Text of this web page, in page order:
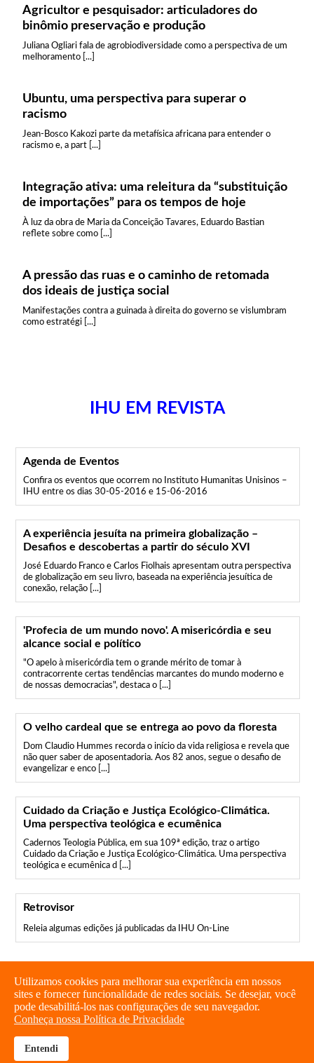
Agricultor e pesquisador: articuladores do
binômio preservação e produção
Juliana Ogliari fala de agrobiodiversidade como a perspectiva de um
melhoramento [...]
Ubuntu, uma perspectiva para superar o
racismo
Jean-Bosco Kakozi parte da metafísica africana para entender o
racismo e, a part [...]
Integração ativa: uma releitura da “substituição
de importações” para os tempos de hoje
À luz da obra de Maria da Conceição Tavares, Eduardo Bastian
reflete sobre como [...]
A pressão das ruas e o caminho de retomada
dos ideais de justiça social
Manifestações contra a guinada à direita do governo se vislumbram
como estratégi [...]
IHU EM REVISTA
Agenda de Eventos
Confira os eventos que ocorrem no Instituto Humanitas Unisinos –
IHU entre os dias 30-05-2016 e 15-06-2016
A experiência jesuíta na primeira globalização –
Desafios e descobertas a partir do século XVI
José Eduardo Franco e Carlos Fiolhais apresentam outra perspectiva
de globalização em seu livro, baseada na experiência jesuítica de
conexão, relação [...]
'Profecia de um mundo novo'. A misericórdia e seu
alcance social e político
"O apelo à misericórdia tem o grande mérito de tomar à
contracorrente certas tendências marcantes do mundo moderno e
de nossas democracias", destaca o [...]
O velho cardeal que se entrega ao povo da floresta
Dom Claudio Hummes recorda o início da vida religiosa e revela que
não quer saber de aposentadoria. Aos 82 anos, segue o desafio de
evangelizar e enco [...]
Cuidado da Criação e Justiça Ecológico-Climática.
Uma perspectiva teológica e ecumênica
Cadernos Teologia Pública, em sua 109ª edição, traz o artigo
Cuidado da Criação e Justiça Ecológico-Climática. Uma perspectiva
teológica e ecumênica d [...]
Retrovisor
Releia algumas edições já publicadas da IHU On-Line
Utilizamos cookies para melhorar sua experiência em nossos
sites e fornecer funcionalidade de redes sociais. Se desejar, você
pode desabilitá-los nas configurações de seu navegador.
Conheça nossa Política de Privacidade
Entendi